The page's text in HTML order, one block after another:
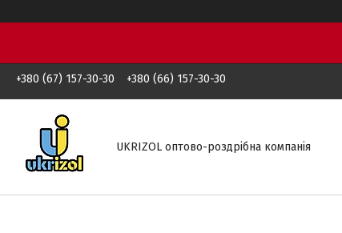
+380 (67) 157-30-30 +380 (66) 157-30-30
UKRIZOL оптово-роздрібна компанія